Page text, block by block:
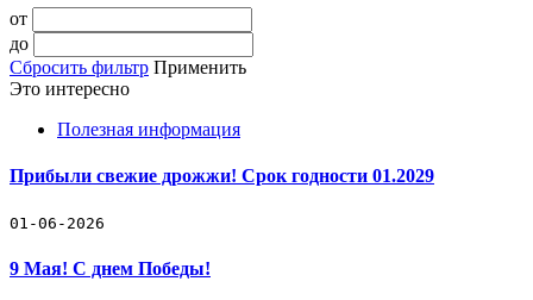
от
до
Сбросить фильтр Применить
Это интересно
Полезная информация
Прибыли свежие дрожжи! Срок годности 01.2029
01-06-2026
9 Мая! С днем Победы!